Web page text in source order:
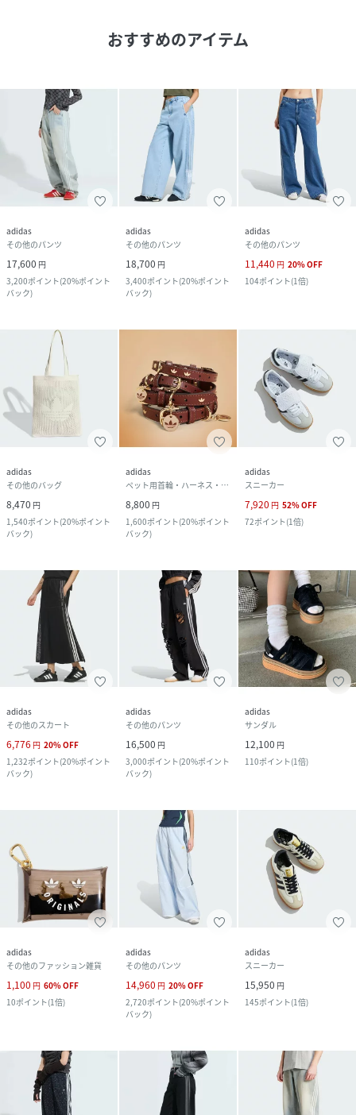
おすすめのアイテム
adidas
その他のパンツ
17,600 円
3,200ポイント(20%ポイント
バック)
adidas
その他のパンツ
18,700 円
3,400ポイント(20%ポイント
バック)
adidas
その他のパンツ
11,440 円 20%OFF
104ポイント(1倍)
adidas
その他のバッグ
8,470 円
1,540ポイント(20%ポイント
バック)
adidas
ペット用首輪・ハーネス・リード
8,800 円
1,600ポイント(20%ポイント
バック)
adidas
スニーカー
7,920 円 52%OFF
72ポイント(1倍)
adidas
その他のスカート
6,776 円 20%OFF
1,232ポイント(20%ポイント
バック)
adidas
その他のパンツ
16,500 円
3,000ポイント(20%ポイント
バック)
adidas
サンダル
12,100 円
110ポイント(1倍)
adidas
その他のファッション雑貨
1,100 円 60%OFF
10ポイント(1倍)
adidas
その他のパンツ
14,960 円 20%OFF
2,720ポイント(20%ポイント
バック)
adidas
スニーカー
15,950 円
145ポイント(1倍)